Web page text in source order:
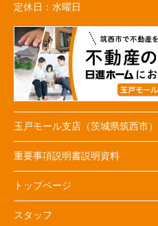
定休日： 水曜日
玉戸モール支店（茨城県筑西市）
重要事項説明書説明資料
トップページ
スタッフ